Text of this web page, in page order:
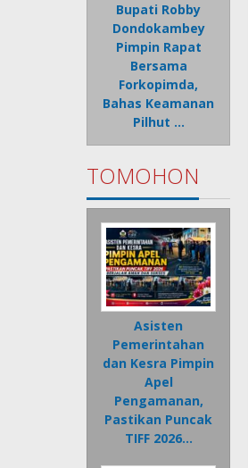
Bupati Robby
Dondokambey
Pimpin Rapat
Bersama
Forkopimda,
Bahas Keamanan
Pilhut …
TOMOHON
Asisten
Pemerintahan
dan Kesra Pimpin
Apel
Pengamanan,
Pastikan Puncak
TIFF 2026…